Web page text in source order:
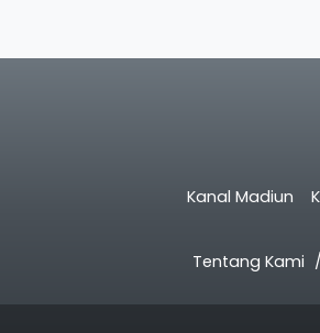
Kanal Madiun
Tentang Kami